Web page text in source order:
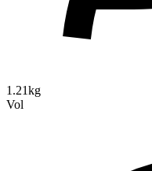
1.21kg
Vol